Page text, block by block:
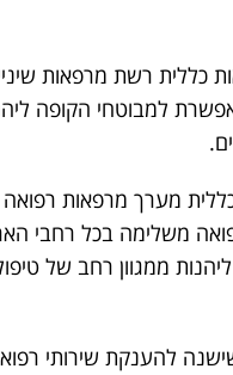
כללית רשת מרפאות
למבוטחי הקופה
כללית מערך מרפאות
למעלה מ-40 מרפאות רפואה
ממגוון רחב של
להענקת שירותי